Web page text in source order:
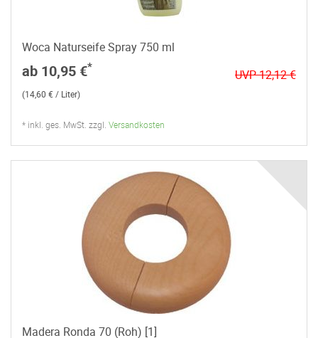
Woca Naturseife Spray 750 ml
ab 10,95 €*
UVP 12,12 €
(14,60 € / Liter)
* inkl. ges. MwSt. zzgl. Versandkosten
Madera Ronda 70 (Roh) [1]